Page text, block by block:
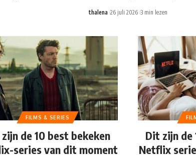
thalena 26 juli 2026 3 min lezen
FILMS & SERIES
de 10 best bekeken
series van dit moment
Dit zijn de
Netflix